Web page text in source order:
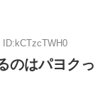
ID:kCTzcTWH0
のはパヨクっ